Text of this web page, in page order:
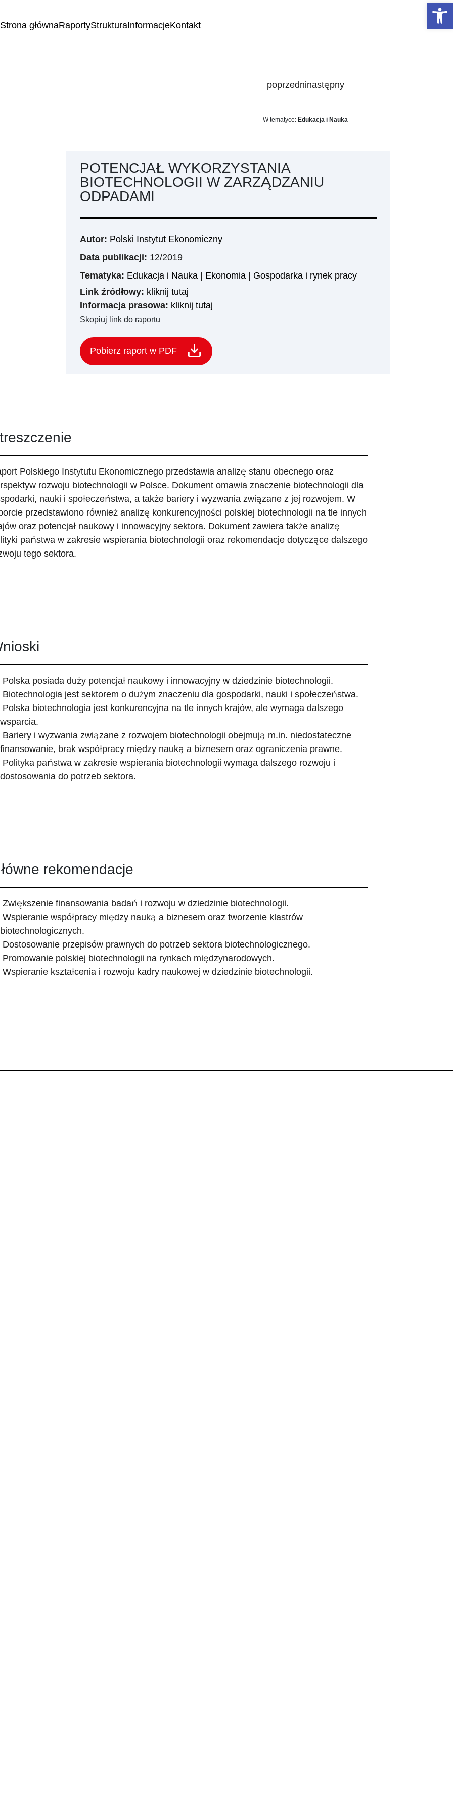
Strona głównaRaportyStrukturaInformacjeKontakt
poprzedninastępny
W tematyce: Edukacja i Nauka
POTENCJAŁ WYKORZYSTANIA
BIOTECHNOLOGII W ZARZĄDZANIU
ODPADAMI
Autor: Polski Instytut Ekonomiczny
Data publikacji: 12/2019
Tematyka: Edukacja i Nauka| Ekonomia| Gospodarka i rynek pracy
Link źródłowy: kliknij tutaj
Informacja prasowa: kliknij tutaj
Skopiuj link do raportu
Pobierz raport w PDF
Polskiego Instytutu Ekonomicznego przedstawia analizę stanu obecnego oraz
rozwoju biotechnologii w Polsce. Dokument omawia znaczenie biotechnologii dla
nauki i społeczeństwa, a także bariery i wyzwania związane z jej rozwojem. W
przedstawiono również analizę konkurencyjności polskiej biotechnologii na tle innych
oraz potencjał naukowy i innowacyjny sektora. Dokument zawiera także analizę
państwa w zakresie wspierania biotechnologii oraz rekomendacje dotyczące dalszego
tego sektora.
Polska posiada duży potencjał naukowy i innowacyjny w dziedzinie biotechnologii.
Biotechnologia jest sektorem o dużym znaczeniu dla gospodarki, nauki i społeczeństwa.
Polska biotechnologia jest konkurencyjna na tle innych krajów, ale wymaga dalszego
wsparcia.
Bariery i wyzwania związane z rozwojem biotechnologii obejmują m.in. niedostateczne
finansowanie, brak współpracy między nauką a biznesem oraz ograniczenia prawne.
Polityka państwa w zakresie wspierania biotechnologii wymaga dalszego rozwoju i
dostosowania do potrzeb sektora.
rekomendacje
Zwiększenie finansowania badań i rozwoju w dziedzinie biotechnologii.
Wspieranie współpracy między nauką a biznesem oraz tworzenie klastrów
biotechnologicznych.
Dostosowanie przepisów prawnych do potrzeb sektora biotechnologicznego.
Promowanie polskiej biotechnologii na rynkach międzynarodowych.
Wspieranie kształcenia i rozwoju kadry naukowej w dziedzinie biotechnologii.